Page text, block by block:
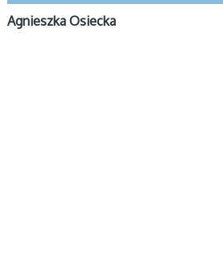
Agnieszka Osiecka